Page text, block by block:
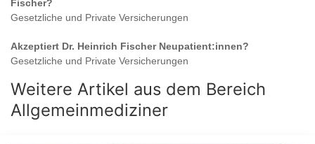
Fischer?
Gesetzliche und Private Versicherungen
Akzeptiert Dr. Heinrich FischerNeupatient:innen?
Gesetzliche und Private Versicherungen
Weitere Artikel aus dem Bereich
Allgemeinmediziner